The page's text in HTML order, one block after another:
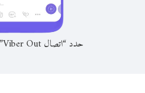
حدد “اتصال Viber Out” من عنوان المحادثة